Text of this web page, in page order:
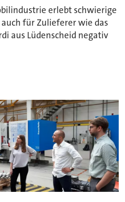
erlebt schwierige
für Zulieferer wie das
aus Lüdenscheid negativ